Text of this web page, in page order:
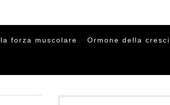
forza muscolare Ormone della